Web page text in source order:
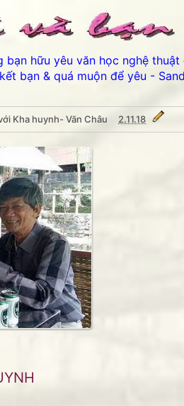
bạn hữu yêu văn học nghệ thuật
bạn & quá muộn để yêu -
Kha huynh- Văn Châu 2.11.18
Văn Châu
Thân ái chào các bạn đến